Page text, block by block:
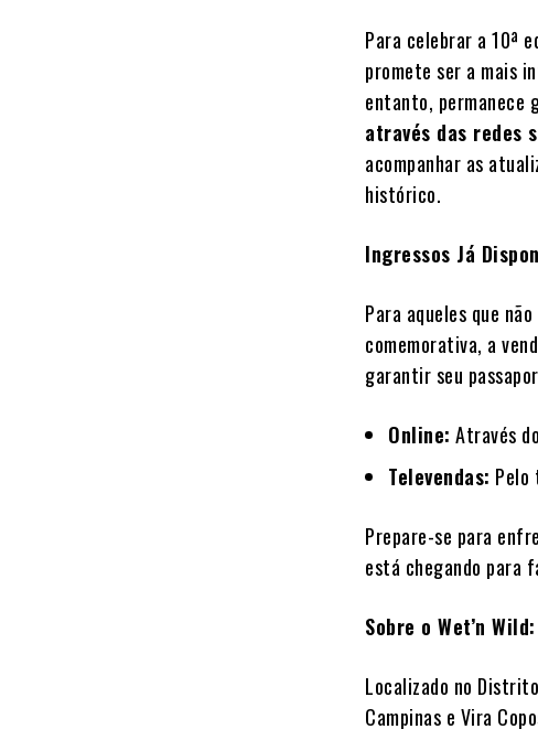
Para celebrar a 10ª
promete ser a mais
entanto, permanece
através das redes
acompanhar as
histórico.
Ingressos Já
Para aqueles que
comemorativa, a
garantir seu
Online: Através
Televendas: Pelo
Prepare-se para
está chegando para
Sobre o Wet’n Wild:
Localizado no
Campinas e Vira